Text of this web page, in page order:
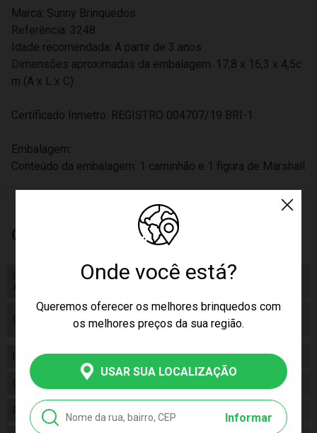
Onde você está?
Queremos oferecer os melhores brinquedos com
os melhores preços da sua região.
USAR SUA LOCALIZAÇÃO
Informar
Marca: Sunny Brinquedos
Referência: 3248
Idade recomendada: A partir de 3 anos
Dimensões aproximadas da embalagem: 17,8 x 16,3 x 4,5c
m (A x L x C)
Certificado Inmetro: REGISTRO 004707/19 BRI-1
Embalagem:
Conteúdo da embalagem: 1 caminhão e 1 figura de Marshall
Características
Código de Homologação
Anatel
Código de Homologação Anatel
Certificado/ Selo Inmetro
Certificado/ Selo Inmetro
004707/19 BRI-1
Idade 03+
Gênero
Personagem